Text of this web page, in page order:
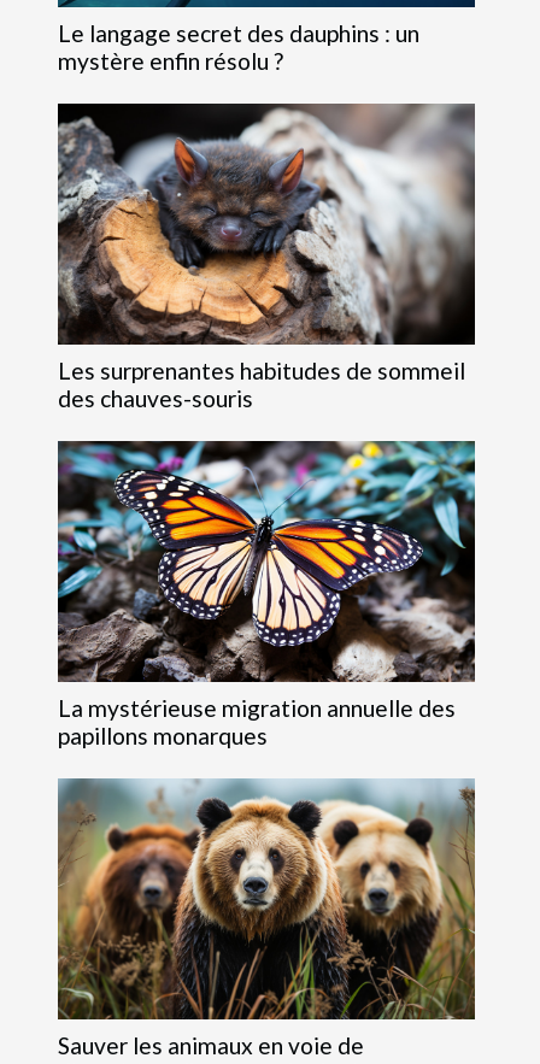
Le langage secret des dauphins : un
mystère enfin résolu ?
Les surprenantes habitudes de sommeil
des chauves-souris
La mystérieuse migration annuelle des
papillons monarques
Sauver les animaux en voie de